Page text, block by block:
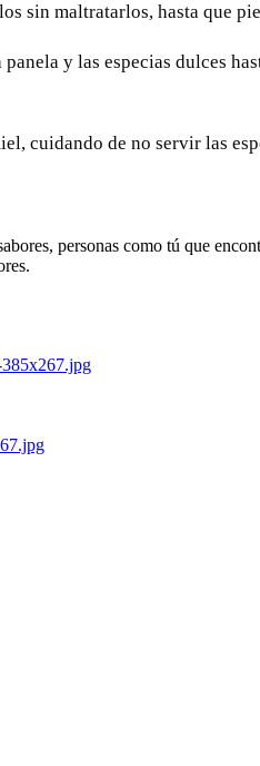
sin maltratarlos, hasta que
y las especias dulces
cuidando de no servir las
personas como tú que